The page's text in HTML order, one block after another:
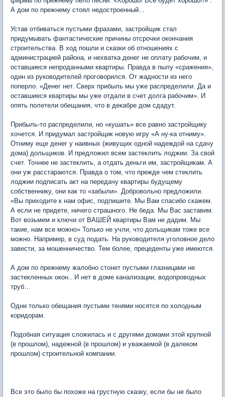
А дом по прежнему стоял недостроенный...
Устав отбиваться пустыми фразами, застройщик стал
придумывать фантастические причины отсрочки окончания
строительства. В ход пошли и сказки об отношениях с
администрацией района, и нехватка денег не оплату рабочим, и
оставшиеся непроданными квартиры. Правда в пылу «сражения»,
один из руководителей проговорился. От жадности из него
поперло. «Денег нет. Сверх прибыль мы уже распределили. Да и
оставшиеся квартиры мы уже отдали в счет долга рабочим». И
опять полетели обещания, что в декабре дом сдадут.
Прибыль-то распределили, но «кушать» все равно застройщику
хочется. И придумал застройщик новую игру «А ну-ка отниму».
Отниму еще денег у наивных (живущих одной надеждой на сдачу
дома) дольщиков. И предложил всем застеклить лоджии. За свой
счет. Точнее не застеклить, а отдать деньги им, застройщикам. А
они уж расстараются. Правда о том, что прежде чем стеклить
лоджии подписать акт на передачу квартиры будущему
собственнику, они как то «забыли». Добровольно предложили.
«Вы приходите к нам офис, подпишите. Мы Вам спасибо скажем.
А если не придете, ничего страшного. Не беда. Мы Вас заставим.
Вот возьмем и ключи от ВАШЕЙ квартиры Вам не дадим. Мы
такие, нам все можно» Только не учли, что дольщикам тоже все
можно. Например, в суд подать. На руководителя уголовное дело
завести, за мошенничество. Тем более, прецеденты уже имеются.
А дом по прежнему жалобно стонет пустыми глазницами не
застекленных окон.. И нет в доме канализации, водопроводных
труб…
Одни только обещания пустыми тенями носятся по холодным
коридорам.
Подобная ситуация сложилась и с другими домами этой крупной
(в прошлом), надежной (в прошлом) и уважаемой (в далеком
прошлом) строительной компании.
Все это было бы похоже на грустную сказку, если бы не было